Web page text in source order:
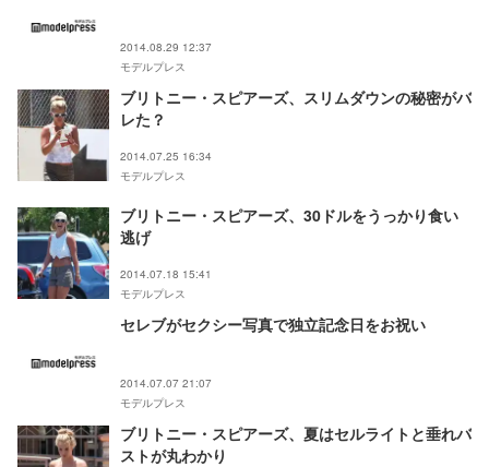
2014.08.29 12:37
モデルプレス
ブリトニー・スピアーズ、スリムダウンの秘密がバ
レた？
2014.07.25 16:34
モデルプレス
ブリトニー・スピアーズ、30ドルをうっかり食い
逃げ
2014.07.18 15:41
モデルプレス
セレブがセクシー写真で独立記念日をお祝い
2014.07.07 21:07
モデルプレス
ブリトニー・スピアーズ、夏はセルライトと垂れバ
ストが丸わかり